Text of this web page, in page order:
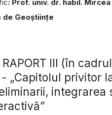
: Prof. univ. dr. habil.
de Geoştiinţe
RAPORT III (în
„Capitolul privitor
integrarea